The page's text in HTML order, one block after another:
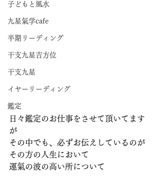
子どもと風水
九星氣学cafe
半期リーディング
干支九星吉方位
干支九星
イヤーリーディング
鑑定
日々鑑定のお仕事をさせて頂いてます
が
その中でも、必ずお伝えしているのが
その方の人生において
運氣の波の高い所について